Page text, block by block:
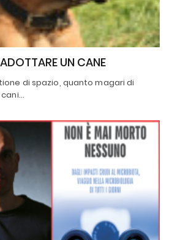
UN CANE
di spazio, quanto magari di